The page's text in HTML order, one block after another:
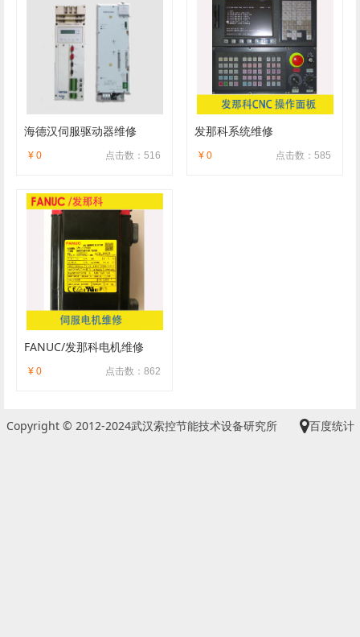
海德汉伺服驱动器维修
点击数：516
¥ 0
发那科系统维修
点击数：585
¥ 0
FANUC/发那科电机维修
点击数：862
¥ 0
Copyright © 2012-2024武汉索控节能技术设备研究所 百度统计